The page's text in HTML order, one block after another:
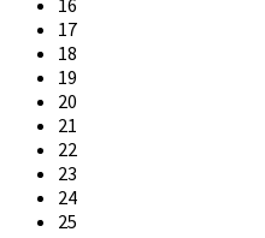
16
17
18
19
20
21
22
23
24
25